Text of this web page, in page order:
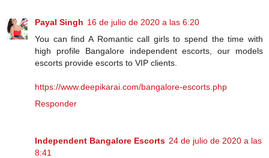
Payal Singh 16 de julio de 2020 a las 6:20
You can find A Romantic call girls to spend the time with
high profile Bangalore independent escorts, our models
escorts provide escorts to VIP clients.
https://www.deepikarai.com/bangalore-escorts.php
Responder
Independent Bangalore Escorts 24 de julio de 2020 a las
8:41